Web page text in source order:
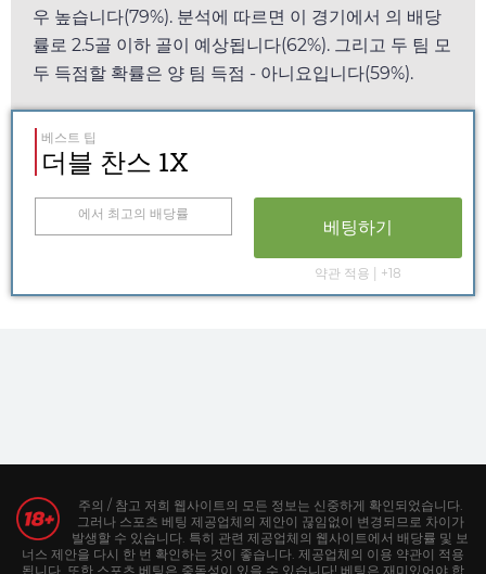
우 높습니다(79%). 분석에 따르면 이 경기에서 의 배당
률로 2.5골 이하 골이 예상됩니다(62%). 그리고 두 팀 모
두 득점할 확률은 양 팀 득점 - 아니요입니다(59%).
베스트 팁
더블 찬스 1X
에서 최고의 배당률
베팅하기
약관 적용 | +18
주의 / 참고 저희 웹사이트의 모든 정보는 신중하게 확인되었습니다.
그러나 스포츠 베팅 제공업체의 제안이 끊임없이 변경되므로 차이가
발생할 수 있습니다. 특히 관련 제공업체의 웹사이트에서 배당률 및 보
너스 제안을 다시 한 번 확인하는 것이 좋습니다. 제공업체의 이용 약관이 적용
됩니다. 또한 스포츠 베팅은 중독성이 있을 수 있습니다! 베팅은 재미있어야 합